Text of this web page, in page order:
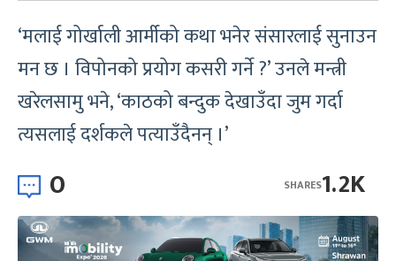
‘मलाई गोर्खाली आर्मीको कथा भनेर संसारलाई सुनाउन
मन छ । विपोनको प्रयोग कसरी गर्ने ?’ उनले मन्त्री
खरेलसामु भने, ‘काठको बन्दुक देखाउँदा जुम गर्दा
त्यसलाई दर्शकले पत्याउँदैनन् ।’
0 1.2K
SHARES